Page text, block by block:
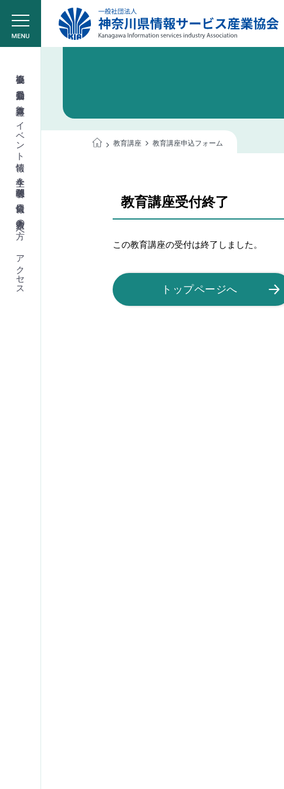
イベント情報
学生＆学校関係者
入会希望の方へ
アクセス
教育講座 教育講座申込フォーム
教育講座受付終了
この教育講座の受付は終了しました。
トップページへ